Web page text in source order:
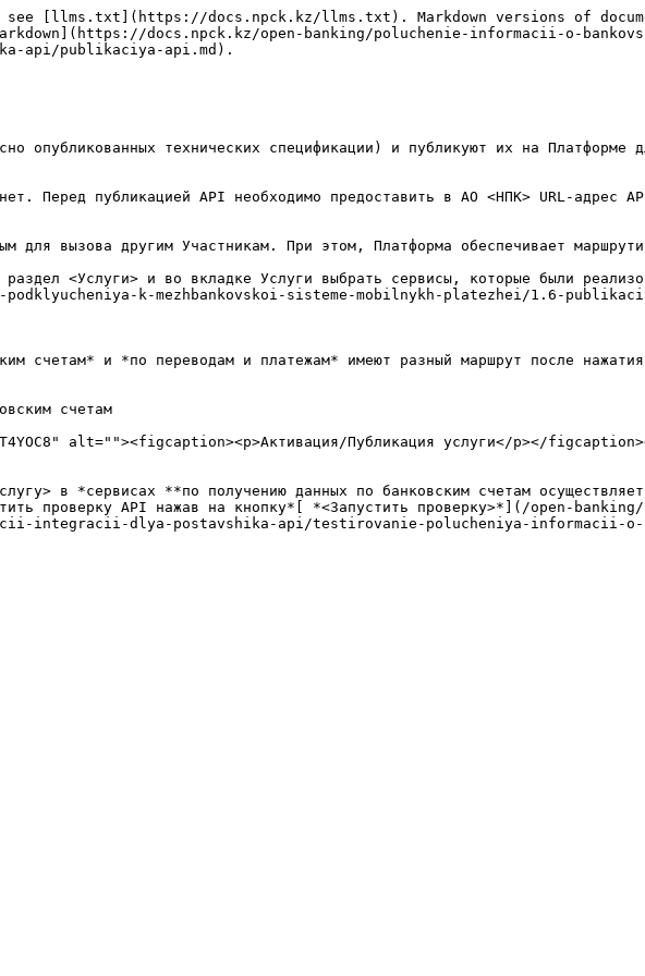
see [llms.txt](https://docs.npck.kz/llms.txt). Markdown versions of
docs.npck.kz/open-banking/poluchenie-informacii-o-
api/publikaciya-api.md).
опубликованных технических спецификации) и публикуют их на Платформе
Перед публикацией API необходимо предоставить в АО <НПК> URL-адрес
для вызова другим Участникам. При этом, Платформа обеспечивает
<Услуги> и во вкладке Услуги выбрать сервисы, которые были
k-mezhbankovskoi-sisteme-mobilnykh-platezhei/1.6-
счетам* и *по переводам и платежам* имеют разный маршрут после
счетам
alt=""><figcaption><p>Активация/Публикация услуги</p></
в *сервисах **по получению данных по банковским счетам
проверку API нажав на кнопку*[ *<Запустить проверку>*](/open-
integracii-dlya-postavshika-api/testirovanie-polucheniya-informacii-o-